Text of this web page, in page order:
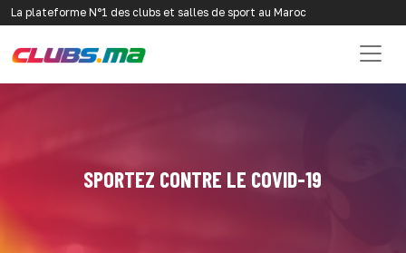
La plateforme N°1 des clubs et salles de sport au Maroc
SPORTEZ CONTRE LE COVID-19